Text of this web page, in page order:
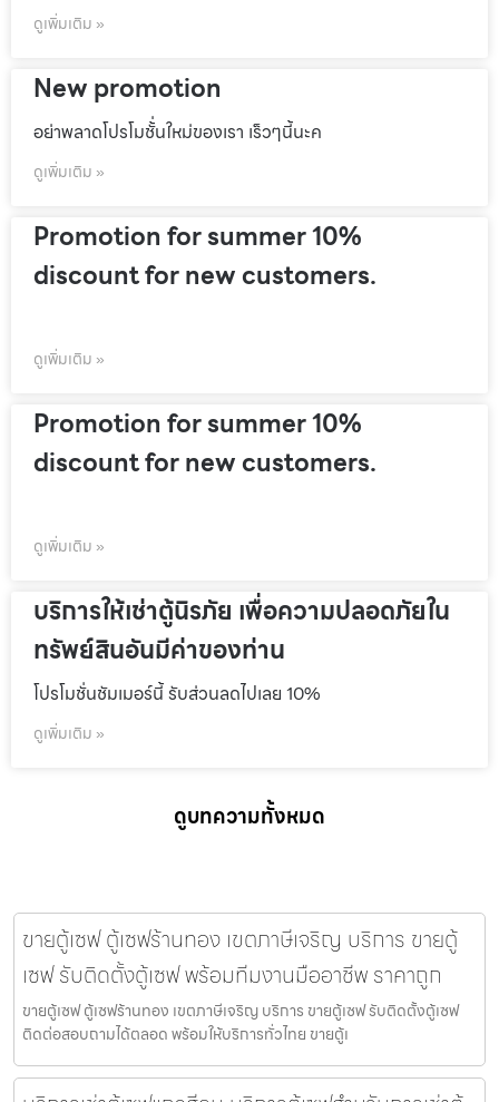
ดูเพิ่มเติม »
New promotion
อย่าพลาดโปรโมชั้่นใหม่ของเรา เร็วๆนี้นะค
ดูเพิ่มเติม »
Promotion for summer 10%
discount for new customers.
ดูเพิ่มเติม »
Promotion for summer 10%
discount for new customers.
ดูเพิ่มเติม »
บริการให้เช่าตู้นิรภัย เพื่อความปลอดภัยใน
ทรัพย์สินอันมีค่าของท่าน
โปรโมชั่นชัมเมอร์นี้ รับส่วนลดไปเลย 10%
ดูเพิ่มเติม »
ดูบทความทั้งหมด
ขายตู้เซฟ ตู้เซฟร้านทอง เขตภาษีเจริญ บริการ ขายตู้
เซฟ รับติดตั้งตู้เซฟ พร้อมทีมงานมืออาชีพ ราคาถูก
ขายตู้เซฟ ตู้เซฟร้านทอง เขตภาษีเจริญ บริการ ขายตู้เซฟ รับติดตั้งตู้เซฟ
ติดต่อสอบถามได้ตลอด พร้อมให้บริการทั่วไทย ขายตู้เ